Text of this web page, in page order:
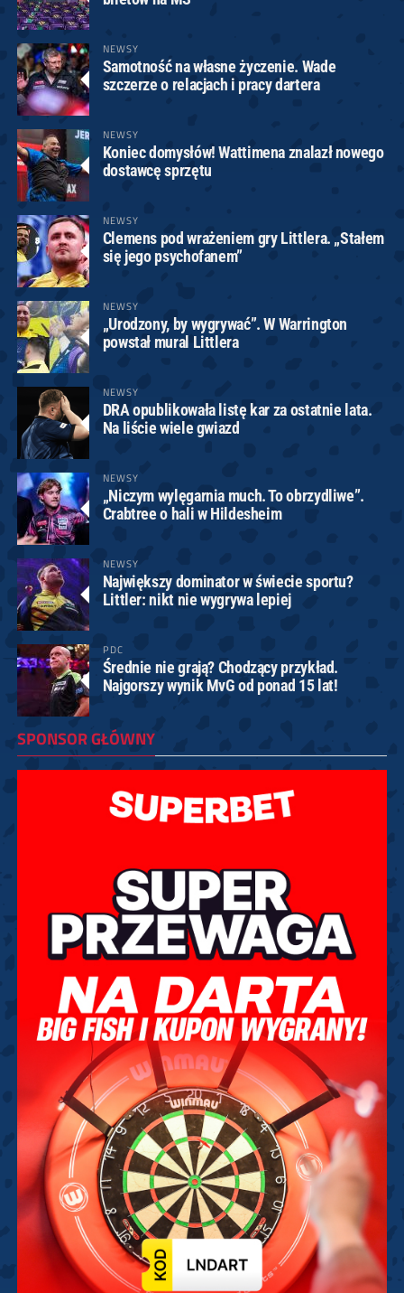
NEWSY
Samotność na własne życzenie. Wade
szczerze o relacjach i pracy dartera
NEWSY
Koniec domysłów! Wattimena znalazł nowego
dostawcę sprzętu
NEWSY
Clemens pod wrażeniem gry Littlera. „Stałem
się jego psychofanem”
NEWSY
„Urodzony, by wygrywać”. W Warrington
powstał mural Littlera
NEWSY
DRA opublikowała listę kar za ostatnie lata.
Na liście wiele gwiazd
NEWSY
„Niczym wylęgarnia much. To obrzydliwe”.
Crabtree o hali w Hildesheim
NEWSY
Największy dominator w świecie sportu?
Littler: nikt nie wygrywa lepiej
PDC
Średnie nie grają? Chodzący przykład.
Najgorszy wynik MvG od ponad 15 lat!
SPONSOR GŁÓWNY